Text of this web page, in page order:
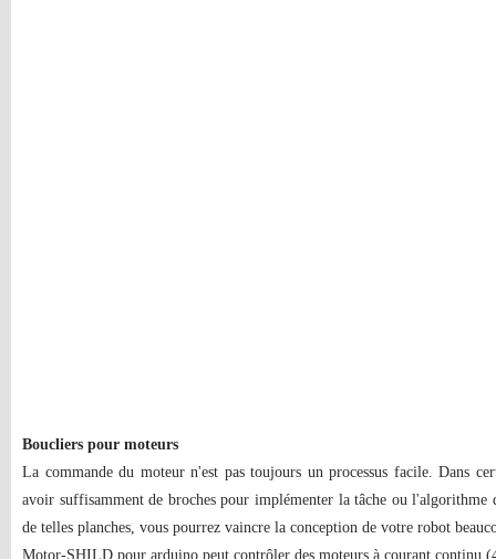
Boucliers pour moteurs
La commande du moteur n'est pas toujours un processus facile. Dans
avoir suffisamment de broches pour implémenter la tâche ou l'algorithme
de telles planches, vous pourrez vaincre la conception de votre robot
Motor-SHILD pour arduino peut contrôler des moteurs à courant continu